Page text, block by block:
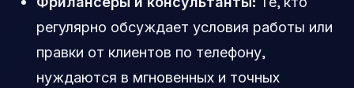
регулярно обсуждает условия работы или
правки от клиентов по телефону,
нуждаются в мгновенных и точных